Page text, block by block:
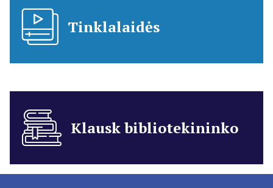
Tinklalaidės
Klausk bibliotekininko